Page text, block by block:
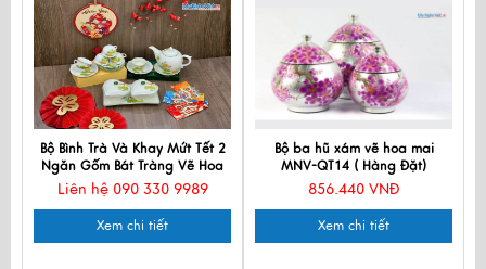
Bộ Bình Trà Và Khay Mứt Tết 2
Ngăn Gốm Bát Tràng Vẽ Hoa
Sen Vàng
Liên hệ 090 330 9989
Xem chi tiết
Bộ ba hũ xám vẽ hoa mai
MNV-QT14 ( Hàng Đặt)
856.440 VNĐ
Xem chi tiết